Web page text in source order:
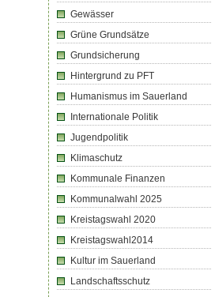
Gewässer
Grüne Grundsätze
Grundsicherung
Hintergrund zu PFT
Humanismus im Sauerland
Internationale Politik
Jugendpolitik
Klimaschutz
Kommunale Finanzen
Kommunalwahl 2025
Kreistagswahl 2020
Kreistagswahl2014
Kultur im Sauerland
Landschaftsschutz